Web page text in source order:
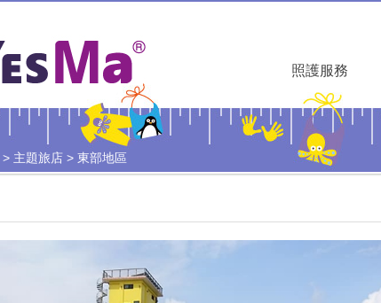
照護服務
> 主題旅店 > 東部地區